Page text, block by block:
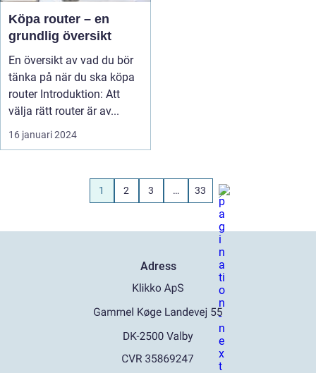
Köpa router – en
grundlig översikt
En översikt av vad du bör
tänka på när du ska köpa
router Introduktion: Att
välja rätt router är av...
16 januari 2024
1 2 3 … 33
Adress